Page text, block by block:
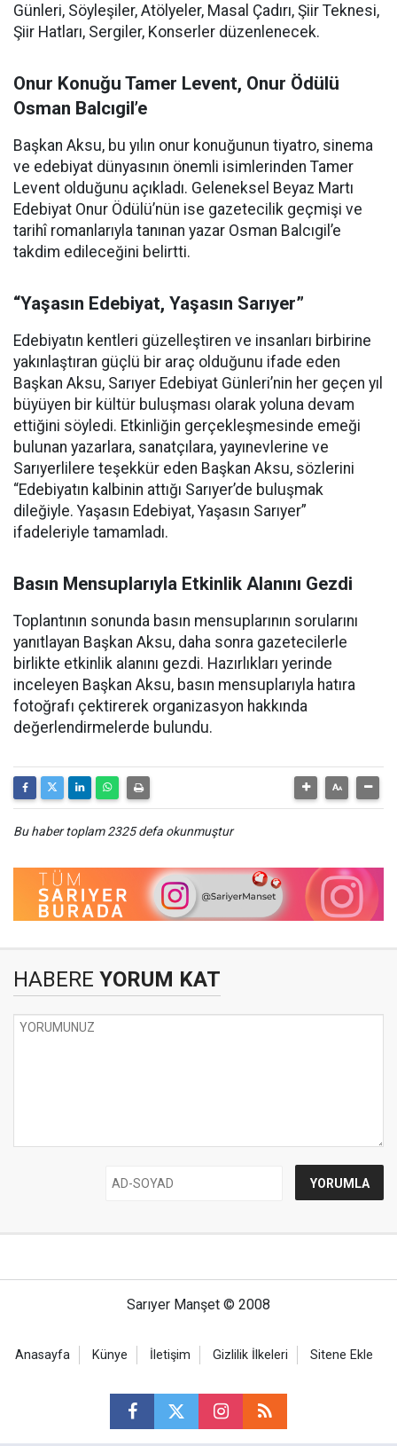
Günleri, Söyleşiler, Atölyeler, Masal Çadırı, Şiir Teknesi,
Şiir Hatları, Sergiler, Konserler düzenlenecek.
Onur Konuğu Tamer Levent, Onur Ödülü
Osman Balcıgil’e
Başkan Aksu, bu yılın onur konuğunun tiyatro, sinema
ve edebiyat dünyasının önemli isimlerinden Tamer
Levent olduğunu açıkladı. Geleneksel Beyaz Martı
Edebiyat Onur Ödülü’nün ise gazetecilik geçmişi ve
tarihî romanlarıyla tanınan yazar Osman Balcıgil’e
takdim edileceğini belirtti.
“Yaşasın Edebiyat, Yaşasın Sarıyer”
Edebiyatın kentleri güzelleştiren ve insanları birbirine
yakınlaştıran güçlü bir araç olduğunu ifade eden
Başkan Aksu, Sarıyer Edebiyat Günleri’nin her geçen yıl
büyüyen bir kültür buluşması olarak yoluna devam
ettiğini söyledi. Etkinliğin gerçekleşmesinde emeği
bulunan yazarlara, sanatçılara, yayınevlerine ve
Sarıyerlilere teşekkür eden Başkan Aksu, sözlerini
“Edebiyatın kalbinin attığı Sarıyer’de buluşmak
dileğiyle. Yaşasın Edebiyat, Yaşasın Sarıyer”
ifadeleriyle tamamladı.
Basın Mensuplarıyla Etkinlik Alanını Gezdi
Toplantının sonunda basın mensuplarının sorularını
yanıtlayan Başkan Aksu, daha sonra gazetecilerle
birlikte etkinlik alanını gezdi. Hazırlıkları yerinde
inceleyen Başkan Aksu, basın mensuplarıyla hatıra
fotoğrafı çektirerek organizasyon hakkında
değerlendirmelerde bulundu.
Bu haber toplam 2325 defa okunmuştur
HABERE YORUM KAT
Sarıyer Manşet © 2008
Anasayfa Künye İletişim Gizlilik İlkeleri Sitene Ekle